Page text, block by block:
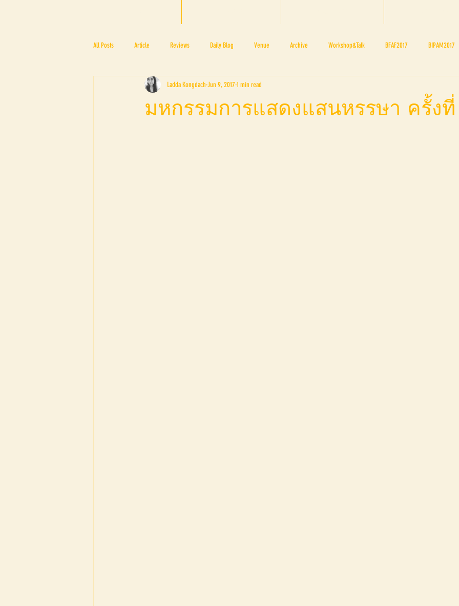
All Posts Article Reviews Daily Blog Venue Archive Workshop&Talk BFAF2017 BIPAM2017
BAPA BTF2017 NOV 4 5
มหกรรมการแสดงแสนหรรษา ครั้ง
Ladda Kongdach Jun 9, 20171 min read